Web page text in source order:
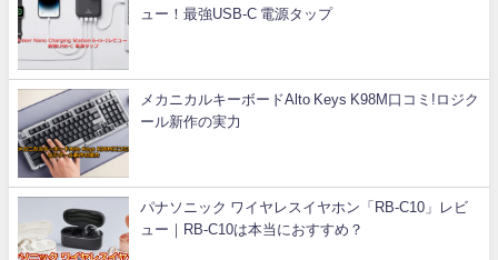
ュー！最強USB-C 電源タップ
メカニカルキーボードAlto Keys K98M口コミ!ロジク
ール新作の実力
パナソニック ワイヤレスイヤホン「RB-C10」レビ
ュー｜RB-C10は本当におすすめ？